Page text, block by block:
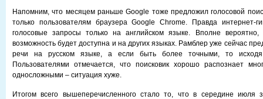
Напомним, что месяцем раньше Google тоже предложил голосовой
только пользователям браузера Google Chrome. Правда интернет-
голосовые запросы только на английском языке. Вполне
возможность будет доступна и на других языках. Рамблер уже сейчас
речи на русском языке, а если быть более точными, то
Пользователями отмечается, что поисковик хорошо распознает
односложными – ситуация хуже.
Итогом всего вышеперечисленного стало то, что в середине июля